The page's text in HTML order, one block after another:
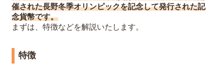
催された長野冬季オリンピックを記念して発行された記
念貨幣です。
まずは、特徴などを解説いたします。
特徴